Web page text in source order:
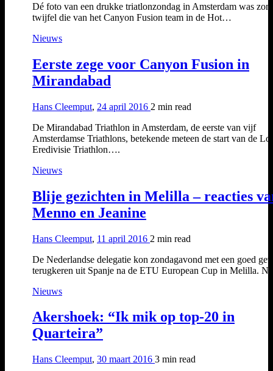
Dé foto van een drukke triatlonzondag in Amsterdam was
twijfel die van het Canyon Fusion team in de Hot…
Nieuws
Eerste zege voor Canyon Fusion in
Mirandabad
Hans Cleemput, 24 april 2016 2 min read
De Mirandabad Triathlon in Amsterdam, de eerste van vijf
Amsterdamse Triathlons, betekende meteen de start van de
Eredivisie Triathlon….
Nieuws
Blije gezichten in Melilla – reacties
Menno en Jeanine
Hans Cleemput, 11 april 2016 2 min read
De Nederlandse delegatie kon zondagavond met een goed
terugkeren uit Spanje na de ETU European Cup in Melilla.
Nieuws
Akershoek: “Ik mik op top-20 in
Quarteira”
Hans Cleemput, 30 maart 2016 3 min read